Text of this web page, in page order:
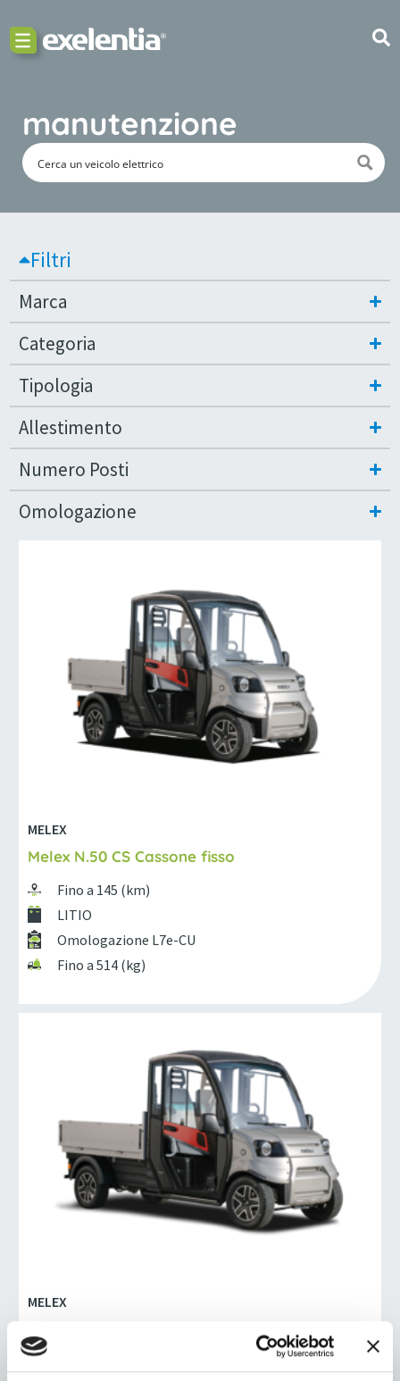
manutenzione
Filtri
Marca
Categoria
Tipologia
Allestimento
Numero Posti
Omologazione
MELEX
Melex N.50 CS Cassone fisso
Fino a 145 (km)
LITIO
Omologazione L7e-CU
Fino a 514 (kg)
MELEX